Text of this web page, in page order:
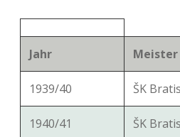
Jahr Meister
1939/40 ŠK
1940/41 ŠK